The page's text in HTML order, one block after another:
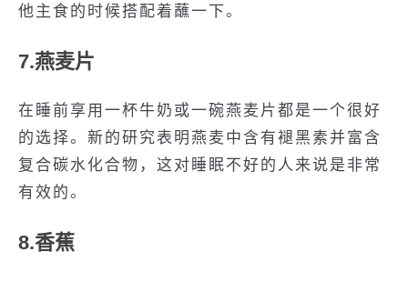
他主食的时候搭配着蘸一下。
7.燕麦片
在睡前享用一杯牛奶或一碗燕麦片都是一个很好
的选择。新的研究表明燕麦中含有褪黑素并富含
复合碳水化合物，这对睡眠不好的人来说是非常
有效的。
8.香蕉